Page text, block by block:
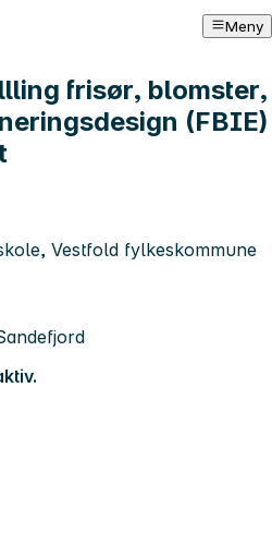
Meny
frisør, blomster,
(FBIE)
Vestfold fylkeskommune